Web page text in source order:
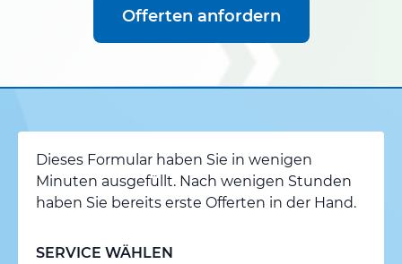
Offerten anfordern
Dieses Formular haben Sie in wenigen
Minuten ausgefüllt. Nach wenigen Stunden
haben Sie bereits erste Offerten in der Hand.
SERVICE WÄHLEN